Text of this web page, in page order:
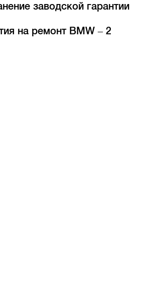
заводской гарантии
на ремонт BMW – 2